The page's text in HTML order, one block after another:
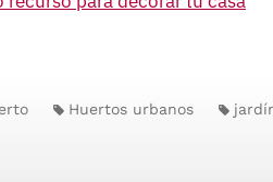
Huertos urbanos